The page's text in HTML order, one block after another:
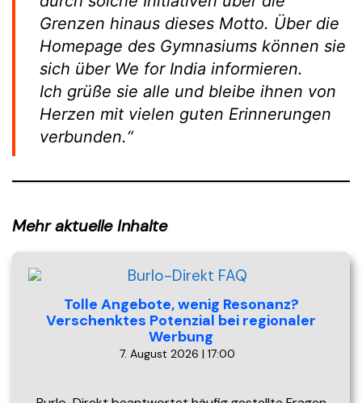
Grenzen hinaus dieses Motto. Über die
Homepage des Gymnasiums können sie
sich über We for India informieren.
Ich grüße sie alle und bleibe ihnen von
Herzen mit vielen guten Erinnerungen
verbunden.“
Mehr aktuelle Inhalte
Tolle Angebote, wenig Resonanz?
Verschenktes Potenzial bei regionaler
Werbung
7. August 2026 | 17:00